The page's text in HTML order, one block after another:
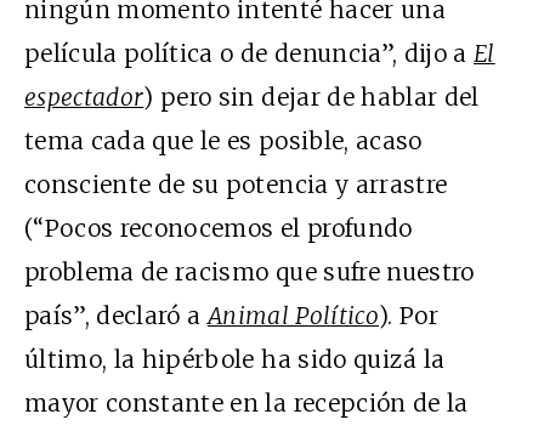
ningún momento intenté hacer una
película política o de denuncia”, dijo aEl
espectador) pero sin dejar de hablar del
tema cada que le es posible, acaso
consciente de su potencia y arrastre
(“Pocos reconocemos el profundo
problema de racismo que sufre nuestro
país”, declaró aAnimal Político). Por
último, la hipérbole ha sido quizá la
mayor constante en la recepción de la